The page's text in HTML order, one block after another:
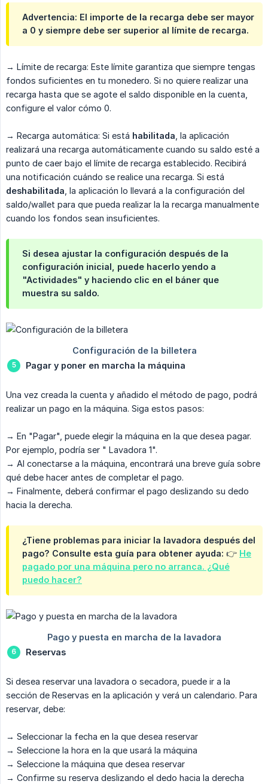
Advertencia: El importe de la recarga debe ser mayor
a 0 y siempre debe ser superior al límite de recarga.
→ Límite de recarga: Este límite garantiza que siempre tengas
fondos suficientes en tu monedero. Si no quiere realizar una
recarga hasta que se agote el saldo disponible en la cuenta,
configure el valor cómo 0.
→ Recarga automática: Si está habilitada , la aplicación
realizará una recarga automáticamente cuando su saldo esté a
punto de caer bajo el límite de recarga establecido. Recibirá
una notificación cuándo se realice una recarga. Si está
deshabilitada , la aplicación lo llevará a la configuración del
saldo/wallet para que pueda realizar la la recarga manualmente
cuando los fondos sean insuficientes.
Si desea ajustar la configuración después de la
configuración inicial, puede hacerlo yendo a
"Actividades" y haciendo clic en el báner que
muestra su saldo.
Pagar y poner en marcha la máquina
Una vez creada la cuenta y añadido el método de pago, podrá
realizar un pago en la máquina. Siga estos pasos:
→ En "Pagar", puede elegir la máquina en la que desea pagar.
Por ejemplo, podría ser " Lavadora 1".
→ Al conectarse a la máquina, encontrará una breve guía sobre
qué debe hacer antes de completar el pago.
→ Finalmente, deberá confirmar el pago deslizando su dedo
hacia la derecha.
¿Tiene problemas para iniciar la lavadora después del
pago? Consulte esta guía para obtener ayuda: 👉 He
pagado por una máquina pero no arranca. ¿Qué
puedo hacer?
Reservas
Si desea reservar una lavadora o secadora, puede ir a la
sección de Reservas en la aplicación y verá un calendario. Para
reservar, debe:
→ Seleccionar la fecha en la que desea reservar
→ Seleccione la hora en la que usará la máquina
→ Seleccione la máquina que desea reservar
→ Confirme su reserva deslizando el dedo hacia la derecha